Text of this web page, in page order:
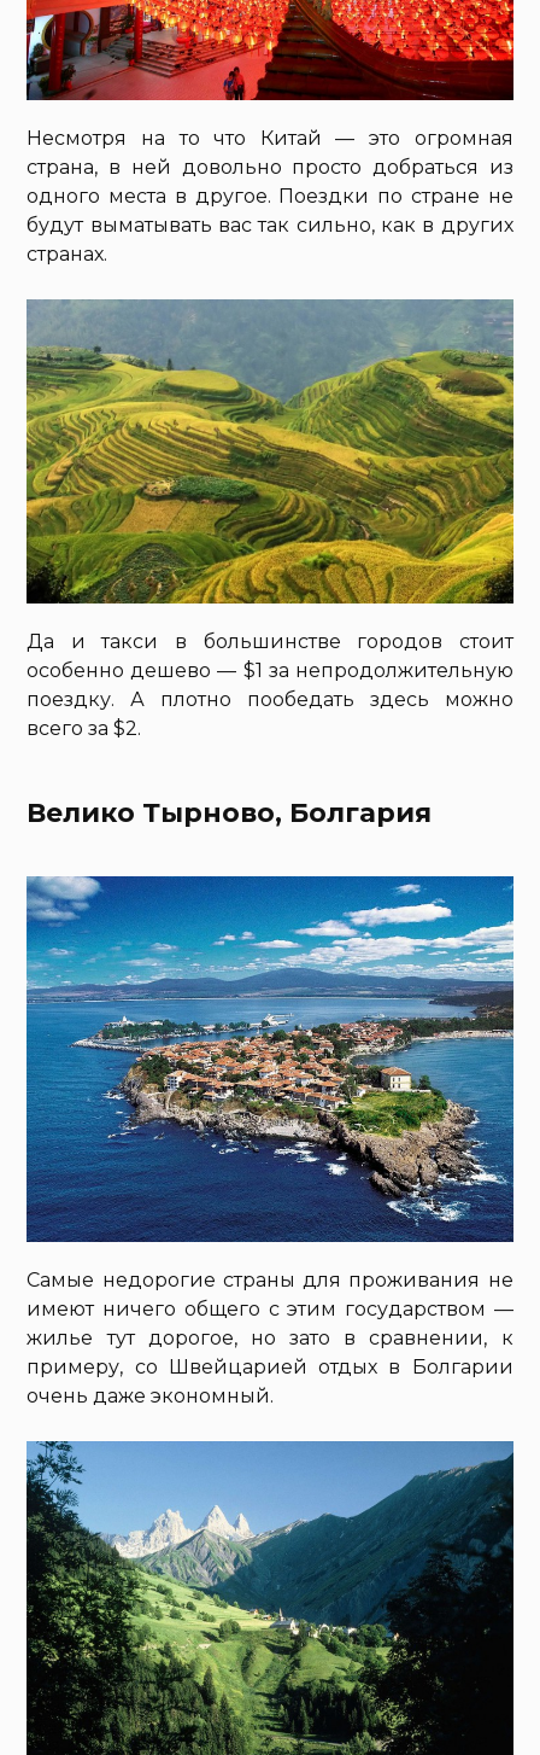
Несмотря на то что Китай — это огромная
страна, в ней довольно просто добраться из
одного места в другое. Поездки по стране не
будут выматывать вас так сильно, как в других
странах.
Да и такси в большинстве городов стоит
особенно дешево — $1 за непродолжительную
поездку. А плотно пообедать здесь можно
всего за $2.
Велико Тырново, Болгария
Самые недорогие страны для проживания не
имеют ничего общего с этим государством —
жилье тут дорогое, но зато в сравнении, к
примеру, со Швейцарией отдых в Болгарии
очень даже экономный.